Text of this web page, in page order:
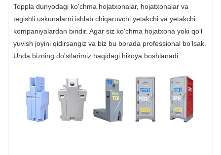
Toppla dunyodagi ko'chma hojatxonalar, hojatxonalar va
tegishli uskunalarni ishlab chiqaruvchi yetakchi va yetakchi
kompaniyalardan biridir. Agar siz ko'chma hojatxona yoki qo'l
yuvish joyini qidirsangiz va biz bu borada professional bo'lsak.
Unda bizning do'stlarimiz haqidagi hikoya boshlanadi.....